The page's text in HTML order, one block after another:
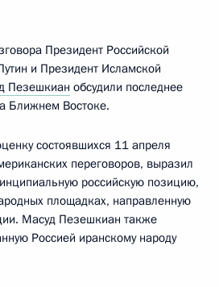
Президент Российской
и Президент Исламской
Пезешкиан обсудили последнее
Ближнем Востоке.
состоявшихся 11 апреля
переговоров, выразил
российскую позицию,
площадках, направленную
Масуд Пезешкиан также
Россией иранскому народу